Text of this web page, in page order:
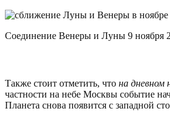
Соединение Венеры и Луны 9 ноября
Также стоит отметить, что на дневном
частности на небе Москвы событие
Планета снова появится с западной